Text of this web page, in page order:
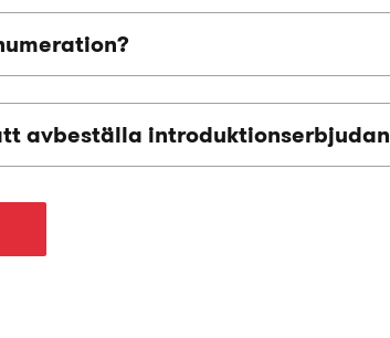
avbeställa